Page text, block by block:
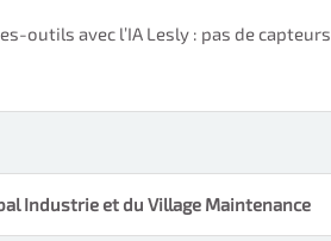
outils avec l’IA Lesly : pas de capteurs
Industrie et du Village Maintenance